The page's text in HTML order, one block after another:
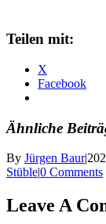
Teilen mit:
X
Facebook
Ähnliche
By Jürgen Baur|
Stüble|0 Comments
Leave A